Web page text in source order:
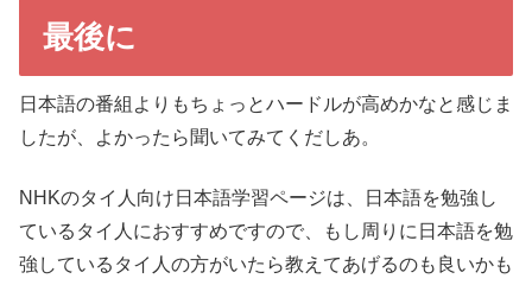
最後に
日本語の番組よりもちょっとハードルが高めかなと感じま
したが、よかったら聞いてみてくだしあ。
NHKのタイ人向け日本語学習ページは、日本語を勉強し
ているタイ人におすすめですので、もし周りに日本語を勉
強しているタイ人の方がいたら教えてあげるのも良いかも